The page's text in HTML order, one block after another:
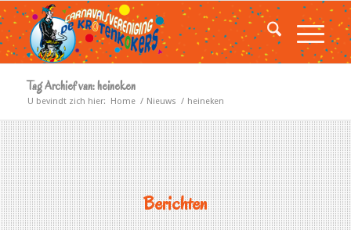
Tag Archief van: heineken
U bevindt zich hier: Home / Nieuws / heineken
Berichten